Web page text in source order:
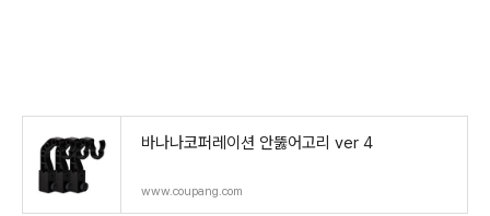
바나나코퍼레이션 안뚫어고리 ver 4
www.coupang.com